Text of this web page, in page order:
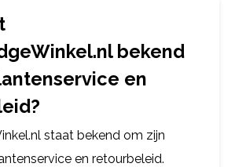
bekend
en
staat bekend om zijn
en retourbeleid.